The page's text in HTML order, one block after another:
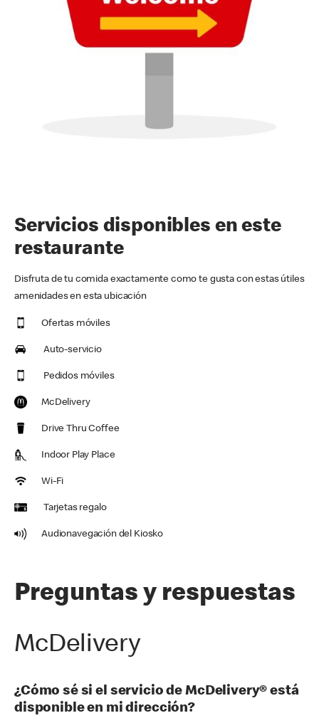
Servicios disponibles en este
restaurante
Disfruta de tu comida exactamente como te gusta con estas útiles
amenidades en esta ubicación
Ofertas móviles
Auto-servicio
Pedidos móviles
McDelivery
Drive Thru Coffee
Indoor Play Place
Wi-Fi
Tarjetas regalo
Audionavegación del Kiosko
Preguntas y respuestas
McDelivery
¿Cómo sé si el servicio de McDelivery® está
disponible en mi dirección?